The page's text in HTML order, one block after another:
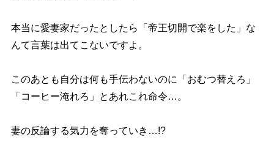
本当に愛妻家だったとしたら「帝王切開で楽をした」な
んて言葉は出てこないですよ。
このあとも自分は何も手伝わないのに「おむつ替えろ」
「コーヒー淹れろ」とあれこれ命令…。
妻の反論する気力を奪っていき…!?